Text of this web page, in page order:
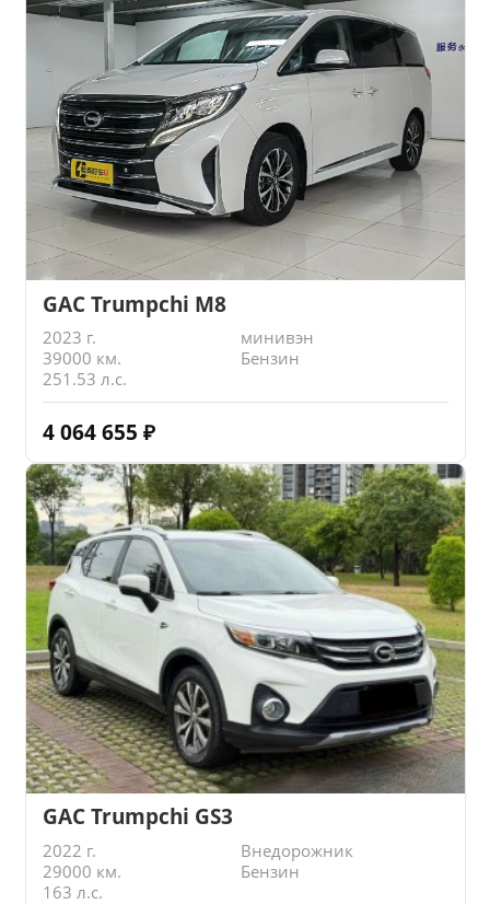
GAC Trumpchi M8
2023 г.
минивэн
39000 км.
Бензин
251.53 л.с.
4 064 655 ₽
GAC Trumpchi GS3
2022 г.
Внедорожник
29000 км.
Бензин
163 л.с.